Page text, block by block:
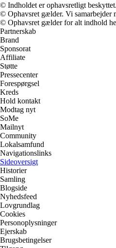
© Indholdet er ophavsretligt beskyttet.
© Ophavsret gælder. Vi samarbejder
© Ophavsret gælder for alt indhold
Partnerskab
Brand
Sponsorat
Affiliate
Støtte
Pressecenter
Forespørgsel
Kreds
Hold kontakt
Modtag nyt
SoMe
Mailnyt
Community
Lokalsamfund
Navigationslinks
Sideoversigt
Historier
Samling
Blogside
Nyhedsfeed
Lovgrundlag
Cookies
Personoplysninger
Ejerskab
Brugsbetingelser